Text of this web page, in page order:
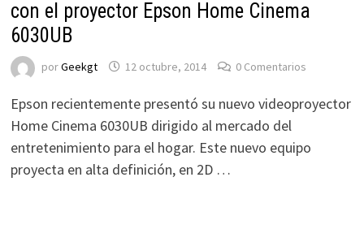
con el proyector Epson Home Cinema
6030UB
porGeekgt 12 octubre, 2014 0 Comentarios
Epson recientemente presentó su nuevo videoproyector
Home Cinema 6030UB dirigido al mercado del
entretenimiento para el hogar. Este nuevo equipo
proyecta en alta definición, en 2D …